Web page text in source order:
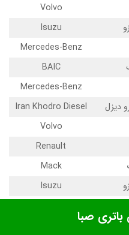
Volvo
Isuzu
Mercedes-Benz
BAIC
Mercedes-Benz
دیزل
Iran Khodro Diesel
Volvo
Renault
Mack
Isuzu
صبا